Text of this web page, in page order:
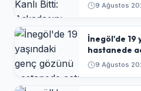
9 Ağustos
İnegöl'de 19
hastanede
9 Ağustos